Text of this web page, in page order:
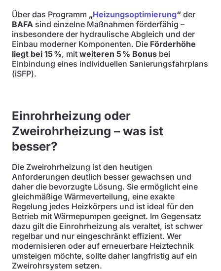
Über das Programm „Heizungsoptimierung“ der
BAFA sind einzelne Maßnahmen förderfähig –
insbesondere der hydraulische Abgleich und der
Einbau moderner Komponenten. Die Förderhöhe
liegt bei 15 %, mit weiteren 5 % Bonus bei
Einbindung eines individuellen Sanierungsfahrplans
(iSFP).
Einrohrheizung oder
Zweirohrheizung – was ist
besser?
Die Zweirohrheizung ist den heutigen
Anforderungen deutlich besser gewachsen und
daher die bevorzugte Lösung. Sie ermöglicht eine
gleichmäßige Wärmeverteilung, eine exakte
Regelung jedes Heizkörpers und ist ideal für den
Betrieb mit Wärmepumpen geeignet. Im Gegensatz
dazu gilt die Einrohrheizung als veraltet, ist schwer
regelbar und nur eingeschränkt effizient. Wer
modernisieren oder auf erneuerbare Heiztechnik
umsteigen möchte, sollte daher langfristig auf ein
Zweirohrsystem setzen.